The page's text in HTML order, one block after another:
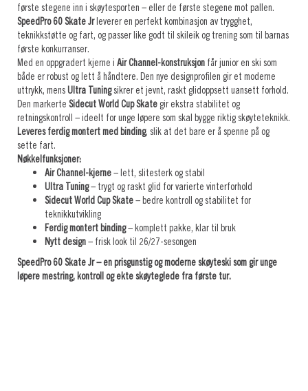
første stegene inn i skøytesporten – eller de første stegene mot pallen.
SpeedPro 60 Skate Jrleverer en perfekt kombinasjon av trygghet,
teknikkstøtte og fart, og passer like godt til skileik og trening som til barnas
første konkurranser.
Med en oppgradert kjerne i Air Channel-konstruksjon får junior en ski som
både er robust og lett å håndtere. Den nye designprofilen gir et moderne
uttrykk, mensUltra Tuningsikrer et jevnt, raskt glidoppsett uansett forhold.
Den markerte Sidecut World Cup Skate gir ekstra stabilitet og
retningskontroll – ideelt for unge løpere som skal bygge riktig skøyte­teknikk.
Leveres ferdig montert med binding, slik at det bare er å spenne på og
sette fart.
Nøkkelfunksjoner:
Air Channel-kjerne– lett, slitesterk og stabil
Ultra Tuning– trygt og raskt glid for varierte vinterforhold
Sidecut World Cup Skate– bedre kontroll og stabilitet for
teknikkutvikling
Ferdig montert binding– komplett pakke, klar til bruk
Nytt design– frisk look til 26/27-sesongen
SpeedPro 60 Skate Jr – en prisgunstig og moderne skøyteski som gir unge
løpere mestring, kontroll og ekte skøyteglede fra første tur.